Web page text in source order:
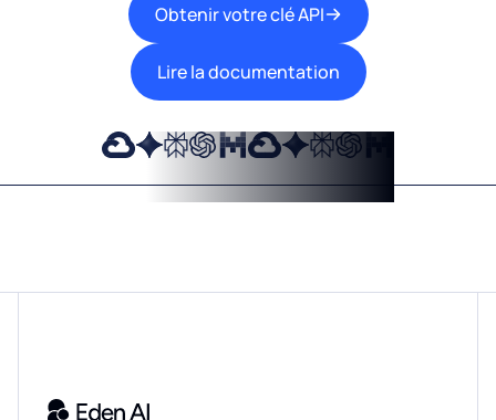
Obtenir votre clé API
Lire la documentation